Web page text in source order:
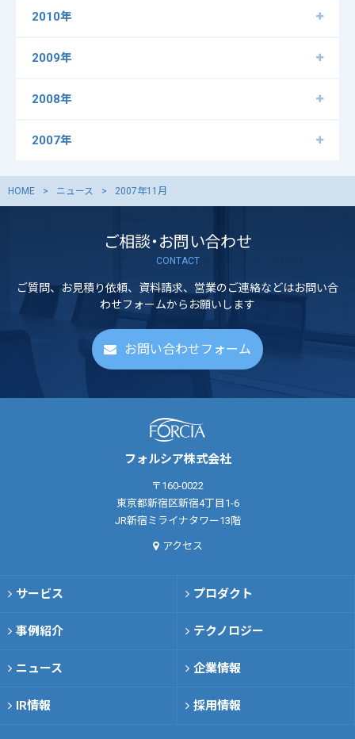
2010年
2009年
2008年
2007年
HOME ニュース 2007年11月
ご相談・お問い合わせ
CONTACT
ご質問、お見積り依頼、資料請求、営業のご連絡などはお問い合
わせフォームからお願いします
お問い合わせフォーム
フォルシア株式会社
〒160-0022
東京都新宿区新宿4丁目1-6
JR新宿ミライナタワー13階
アクセス
サービス プロダクト
事例紹介 テクノロジー
ニュース 企業情報
IR情報 採用情報